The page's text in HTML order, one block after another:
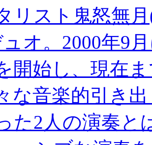
リスト鬼怒無月
ュオ。2000年9
開始し、現在
な音楽的引き
た2人の演奏と